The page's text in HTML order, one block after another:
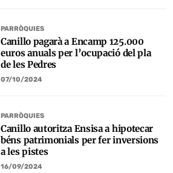
PARRÒQUIES
Canillo pagarà a Encamp 125.000
euros anuals per l’ocupació del pla
de les Pedres
07/10/2024
PARRÒQUIES
Canillo autoritza Ensisa a hipotecar
béns patrimonials per fer inversions
a les pistes
16/09/2024